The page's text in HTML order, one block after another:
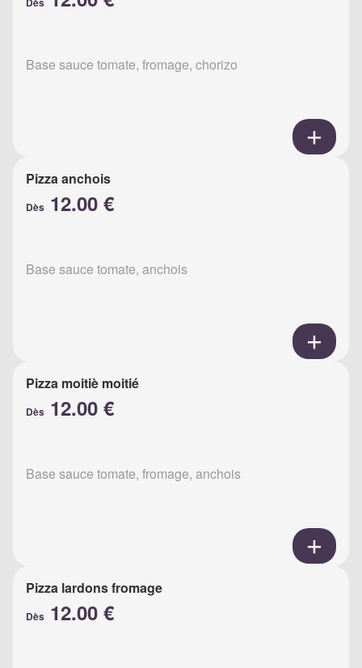
Base sauce tomate, fromage, chorizo
Pizza anchois
Dès 12.00 €
Base sauce tomate, anchois
Pizza moitiè moitié
Dès 12.00 €
Base sauce tomate, fromage, anchois
Pizza lardons fromage
Dès 12.00 €